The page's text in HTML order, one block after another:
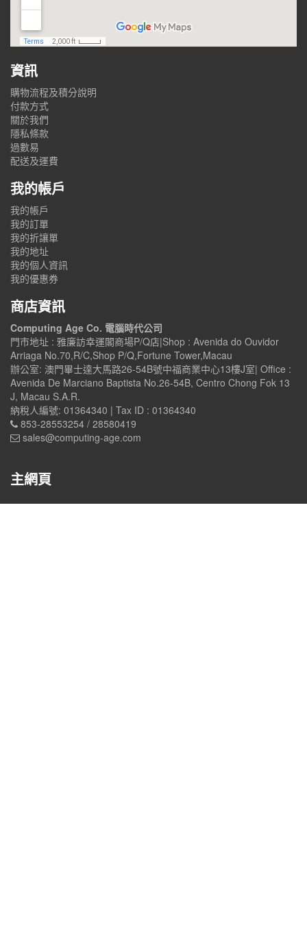
資訊
購物流程及積分說明
付款方式
關於我們
隱私條款
過數易
配送及運費
我的帳戶
我的帳戶
我的訂單
我的折讓單
我的地址
我的個人資訊
我的優惠券
商店資訊
Computing Age Co. 電腦時代公司
門市地址 : 雅廉訪幸運閣商場P/Q店|Shop : Avenida do Ouvidor
Arriaga No.70,R/C,Shop P/Q,Fortune Tower,Macau
辦公室: 澳門畢士達大馬路26-54B號中福商業中心13樓J室| Office :
Avenida De Marciano Baptista No.26-54B, Centro Chong Fok 13
J, Macau S.A.R.
納稅人編號: 01364340 | Tax ID : 01364340
853-28553254 / 28580419
sales@computing-age.com
主網頁